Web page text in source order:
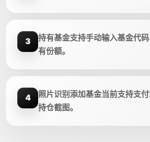
3
持有基金支持手动输入基金代
有份额。
4
照片识别添加基金当前支持支
持仓截图。